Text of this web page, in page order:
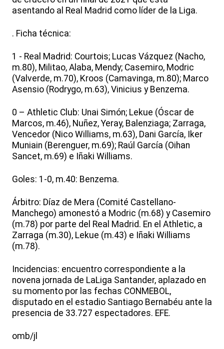
asentando al Real Madrid como líder de la Liga.
. Ficha técnica:
1 - Real Madrid: Courtois; Lucas Vázquez (Nacho,
m.80), Militao, Alaba, Mendy; Casemiro, Modric
(Valverde, m.70), Kroos (Camavinga, m.80); Marco
Asensio (Rodrygo, m.63), Vinicius y Benzema.
0 – Athletic Club: Unai Simón; Lekue (Óscar de
Marcos, m.46), Nuñez, Yeray, Balenziaga; Zarraga,
Vencedor (Nico Williams, m.63), Dani García, Iker
Muniain (Berenguer, m.69); Raúl García (Oihan
Sancet, m.69) e Iñaki Williams.
Goles: 1-0, m.40: Benzema.
Árbitro: Díaz de Mera (Comité Castellano-
Manchego) amonestó a Modric (m.68) y Casemiro
(m.78) por parte del Real Madrid. En el Athletic, a
Zarraga (m.30), Lekue (m.43) e Iñaki Williams
(m.78).
Incidencias: encuentro correspondiente a la
novena jornada de LaLiga Santander, aplazado en
su momento por las fechas CONMEBOL,
disputado en el estadio Santiago Bernabéu ante la
presencia de 33.727 espectadores. EFE.
omb/jl